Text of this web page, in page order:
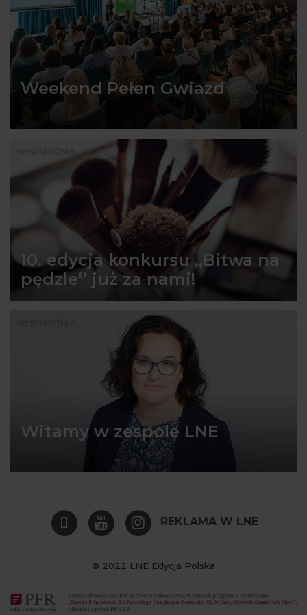
Weekend Pełen Gwiazd
WYDARZENIA
10. edycja konkursu ,,Bitwa na
pędzle‘’ już za nami!
WYDARZENIA
Witamy w zespole LNE
REKLAMA W LNE
© 2022 LNE Edycja Polska